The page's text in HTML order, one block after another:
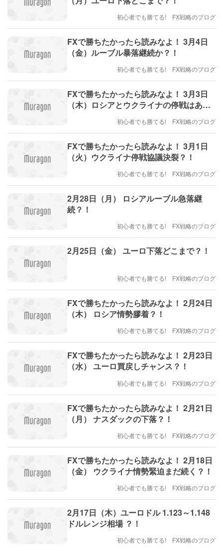
初心者でも勝てる! FX戦略のブログ
FXで勝ちたかったら読みなよ！ 3月4日
（金）ルーブル暴落継続か？！
初心者でも勝てる! FX戦略のブログ
FXで勝ちたかったら読みなよ！ 3月3日
（木）ロシアとウクライナの停戦はある
初心者でも勝てる! FX戦略のブログ
FXで勝ちたかったら読みなよ！ 3月1日
（火）ウクライナ停戦協議決裂？！
初心者でも勝てる! FX戦略のブログ
2月28日（月） ロシアルーブル急落継
続？！
初心者でも勝てる! FX戦略のブログ
2月25日（金） ユーロ下落どこまで？！
初心者でも勝てる! FX戦略のブログ
FXで勝ちたかったら読みなよ！ 2月24日
（木） ロシア情勢膠着？！
初心者でも勝てる! FX戦略のブログ
FXで勝ちたかったら読みなよ！ 2月23日
（水） ユーロ買戻しチャンス？！
初心者でも勝てる! FX戦略のブログ
FXで勝ちたかったら読みなよ！ 2月21日
（月） ナスダックの下落？！
初心者でも勝てる! FX戦略のブログ
FXで勝ちたかったら読みなよ！ 2月18日
（金） ウクライナ情勢緊迫まだ続く？！
初心者でも勝てる! FX戦略のブログ
2月17日（木）ユーロドル 1.123～1.148
ドルレンジ相場 ？！
初心者でも勝てる! FX戦略のブログ